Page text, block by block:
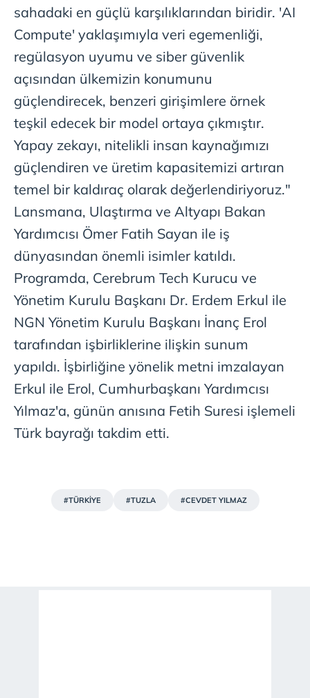
sahadaki en güçlü karşılıklarından biridir. 'AI
Compute' yaklaşımıyla veri egemenliği,
regülasyon uyumu ve siber güvenlik
açısından ülkemizin konumunu
güçlendirecek, benzeri girişimlere örnek
teşkil edecek bir model ortaya çıkmıştır.
Yapay zekayı, nitelikli insan kaynağımızı
güçlendiren ve üretim kapasitemizi artıran
temel bir kaldıraç olarak değerlendiriyoruz."
Lansmana, Ulaştırma ve Altyapı Bakan
Yardımcısı Ömer Fatih Sayan ile iş
dünyasından önemli isimler katıldı.
Programda, Cerebrum Tech Kurucu ve
Yönetim Kurulu Başkanı Dr. Erdem Erkul ile
NGN Yönetim Kurulu Başkanı İnanç Erol
tarafından işbirliklerine ilişkin sunum
yapıldı. İşbirliğine yönelik metni imzalayan
Erkul ile Erol, Cumhurbaşkanı Yardımcısı
Yılmaz'a, günün anısına Fetih Suresi işlemeli
Türk bayrağı takdim etti.
#TÜRKİYE #TUZLA #CEVDET YILMAZ